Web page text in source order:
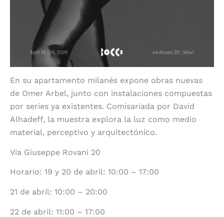
En su apartamento milanés expone obras nuevas
de Omer Arbel, junto con instalaciones compuestas
por series ya existentes. Comisariada por David
Alhadeff, la muestra explora la luz como medio
material, perceptivo y arquitectónico.
Via Giuseppe Rovani 20
Horario: 19 y 20 de abril: 10:00 – 17:00
21 de abril: 10:00 – 20:00
22 de abril: 11:00 – 17:00